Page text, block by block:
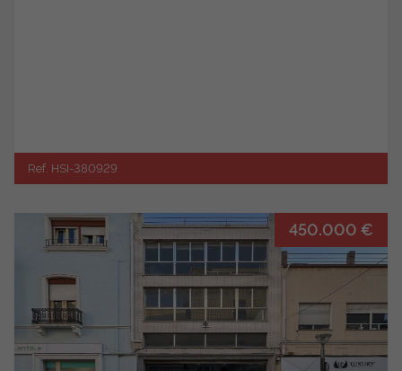
Ref. HSI-380929
450.000 €